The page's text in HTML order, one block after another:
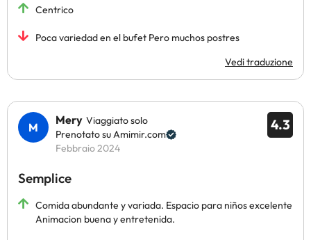
Centrico
Poca variedad en el bufet Pero muchos postres
Vedi traduzione
4.3
Mery Viaggiato solo
Prenotato su Amimir.com
Febbraio 2024
Semplice
Comida abundante y variada. Espacio para niños excelente
Animacion buena y entretenida.